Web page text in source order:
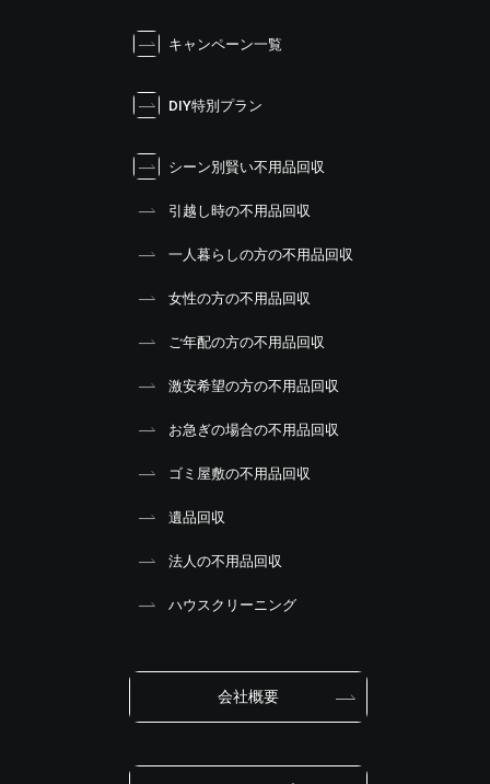
キャンペーン一覧
DIY特別プラン
シーン別賢い不用品回収
引越し時の不用品回収
一人暮らしの方の不用品回収
女性の方の不用品回収
ご年配の方の不用品回収
激安希望の方の不用品回収
お急ぎの場合の不用品回収
ゴミ屋敷の不用品回収
遺品回収
法人の不用品回収
ハウスクリーニング
会社概要